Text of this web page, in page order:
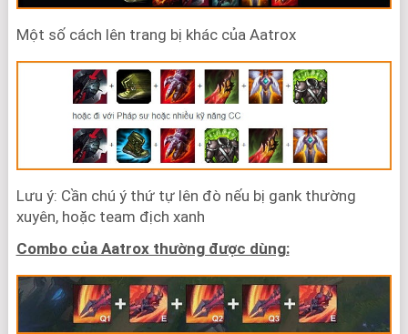
Một số cách lên trang bị khác của Aatrox
Lưu ý: Cần chú ý thứ tự lên đò nếu bị gank thường
xuyên, hoặc team địch xanh
Combo của Aatrox thường được dùng: